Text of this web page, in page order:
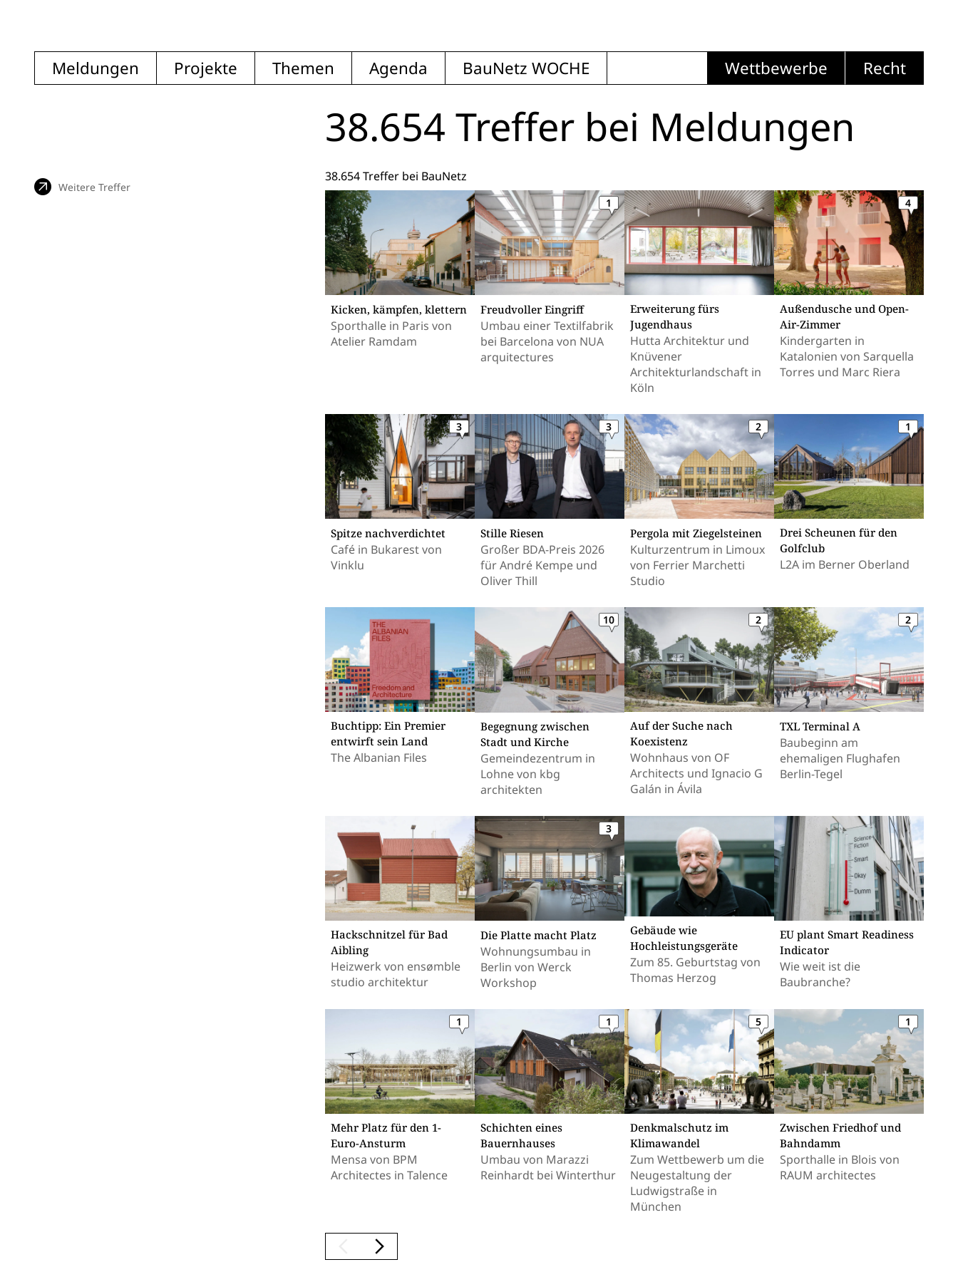
Meldungen Projekte Themen Agenda BauNetz WOCHE Wettbewerbe Recht
38.654 Treffer bei Meldungen
Weitere Treffer
38.654 Treffer bei BauNetz
Kicken, kämpfen, klettern
Sporthalle in Paris von
Atelier Ramdam
Freudvoller Eingriff
Umbau einer Textilfabrik
bei Barcelona von NUA
arquitectures
1
Erweiterung fürs
Jugendhaus
Hutta Architektur und
Knüvener
Architekturlandschaft in
Köln
Außendusche und Open-
Air-Zimmer
Kindergarten in
Katalonien von Sarquella
Torres und Marc Riera
4
Spitze nachverdichtet
Café in Bukarest von
Vinklu
3
Stille Riesen
Großer BDA-Preis 2026
für André Kempe und
Oliver Thill
3
Pergola mit Ziegelsteinen
Kulturzentrum in Limoux
von Ferrier Marchetti
Studio
2
Drei Scheunen für den
Golfclub
L2A im Berner Oberland
1
Buchtipp: Ein Premier
entwirft sein Land
The Albanian Files
Begegnung zwischen
Stadt und Kirche
Gemeindezentrum in
Lohne von kbg
architekten
10
Auf der Suche nach
Koexistenz
Wohnhaus von OF
Architects und Ignacio G
Galán in Ávila
2
TXL Terminal A
Baubeginn am
ehemaligen Flughafen
Berlin-Tegel
2
Hackschnitzel für Bad
Aibling
Heizwerk von ensømble
studio architektur
Die Platte macht Platz
Wohnungsumbau in
Berlin von Werck
Workshop
3
Gebäude wie
Hochleistungsgeräte
Zum 85. Geburtstag von
Thomas Herzog
EU plant Smart Readiness
Indicator
Wie weit ist die
Baubranche?
Mehr Platz für den 1-
Euro-Ansturm
Mensa von BPM
Architectes in Talence
1
Schichten eines
Bauernhauses
Umbau von Marazzi
Reinhardt bei Winterthur
1
Denkmalschutz im
Klimawandel
Zum Wettbewerb um die
Neugestaltung der
Ludwigstraße in
München
5
Zwischen Friedhof und
Bahndamm
Sporthalle in Blois von
RAUM architectes
1